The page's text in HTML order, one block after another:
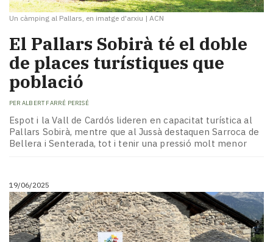
Un càmping al Pallars, en imatge d'arxiu | ACN
El Pallars Sobirà té el doble
de places turístiques que
població
PER ALBERT FARRÉ PERISÉ
Espot i la Vall de Cardós lideren en capacitat turística al
Pallars Sobirà, mentre que al Jussà destaquen Sarroca de
Bellera i Senterada, tot i tenir una pressió molt menor
19/06/2025